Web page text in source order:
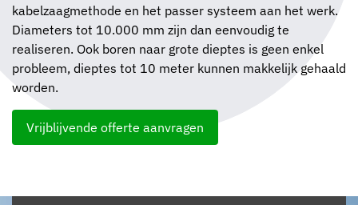
kabelzaagmethode en het passer systeem aan het werk.
Diameters tot 10.000 mm zijn dan eenvoudig te
realiseren. Ook boren naar grote dieptes is geen enkel
probleem, dieptes tot 10 meter kunnen makkelijk gehaald
worden.
Vrijblijvende offerte aanvragen